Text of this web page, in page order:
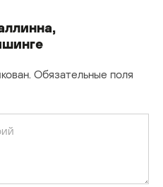
Обязательные поля